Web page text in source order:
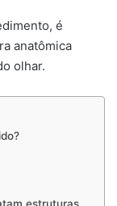
é
anatômica
olhar.
estruturas